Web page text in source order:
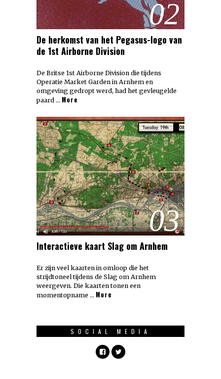
02
De herkomst van het Pegasus-logo van
de 1st Airborne Division
De Britse 1st Airborne Division die tijdens
Operatie Market Garden in Arnhem en
omgeving gedropt werd, had het gevleugelde
paard … More
03
Interactieve kaart Slag om Arnhem
Er zijn veel kaarten in omloop die het
strijdtoneel tijdens de Slag om Arnhem
weergeven. Die kaarten tonen een
momentopname … More
SOCIAL MEDIA